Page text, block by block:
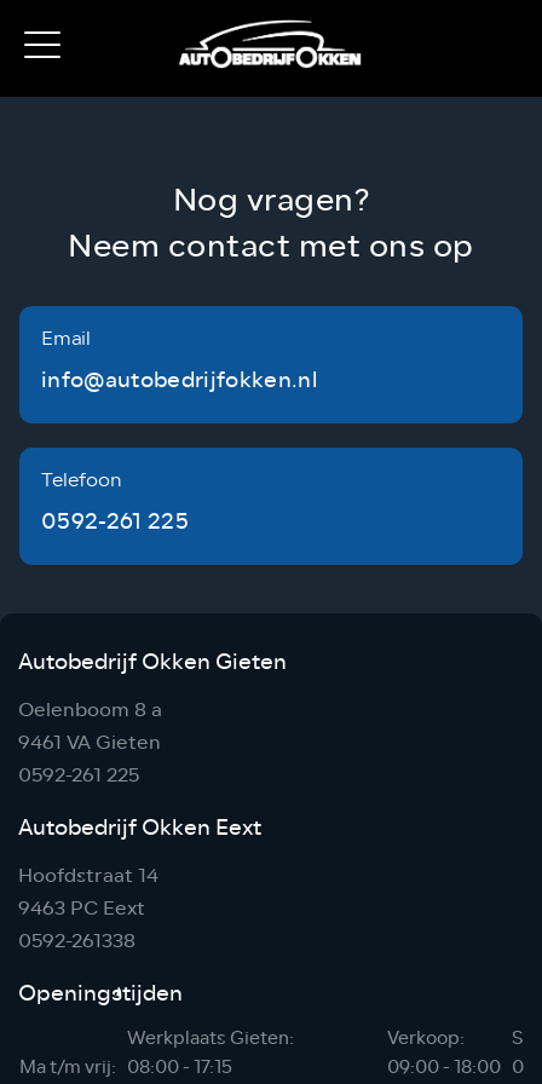
Nog vragen?
Neem contact met ons op
Email
info@autobedrijfokken.nl
Telefoon
0592-261 225
Autobedrijf Okken Gieten
Oelenboom 8 a
9461 VA Gieten
0592-261 225
Autobedrijf Okken Eext
Hoofdstraat 14
9463 PC Eext
0592-261338
Openingstijden
Werkplaats Gieten: Verkoop:
Ma t/m vrij: 08:00 - 17:15 09:00 - 18:00